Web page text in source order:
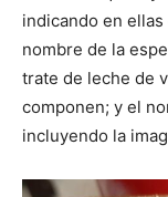
indicando en
nombre de la
trate de leche de
componen; y el
incluyendo la